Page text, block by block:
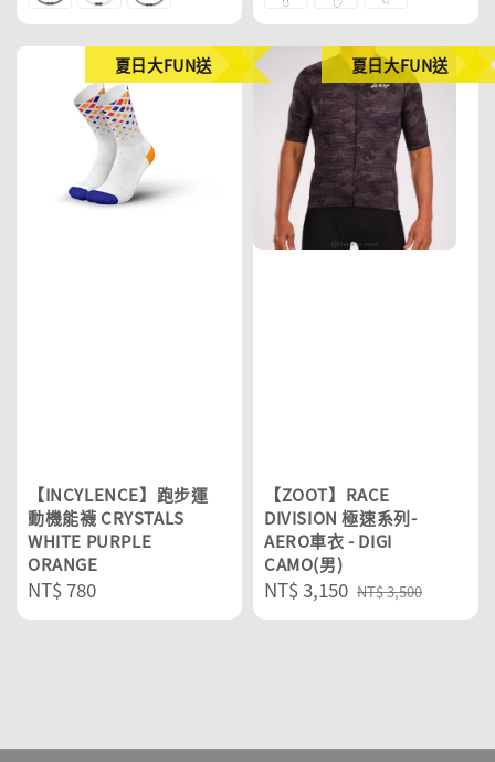
夏日大FUN送
【INCYLENCE】跑步運
動機能襪 CRYSTALS
WHITE PURPLE
ORANGE
Regular
price
NT$ 780
夏日大FUN送
【ZOOT】RACE
DIVISION 極速系列-
AERO車衣 - DIGI
CAMO(男)
Sale
price
NT$ 3,150 Regular
price
NT$ 3,500